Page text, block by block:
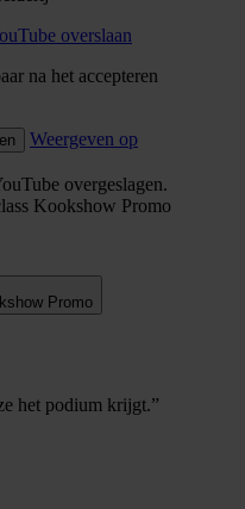
overslaan
na het accepteren
Weergeven op
overgeslagen.
Kookshow Promo
Promo
het podium krijgt.”